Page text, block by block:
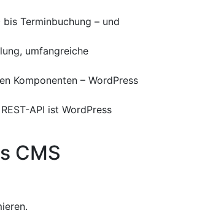
Terminbuchung – und
umfangreiche
Komponenten – WordPress
API ist WordPress
CMS